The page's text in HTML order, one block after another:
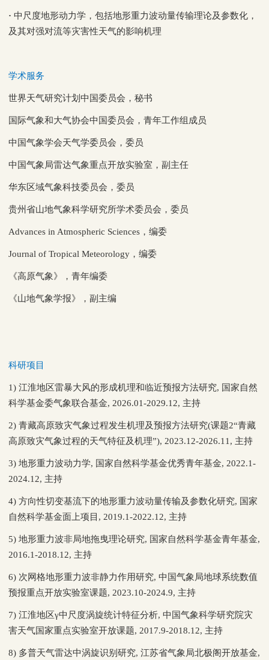
· 中尺度地形动力学，包括地形重力波动量传输理论及参数化，
及其对强对流等灾害性天气的影响机理
学术服务
世界天气研究计划中国委员会，秘书
国际气象和大气协会中国委员会，青年工作组成员
中国气象学会天气学委员会，委员
中国气象局雷达气象重点开放实验室，副主任
华东区域气象科技委员会，委员
贵州省山地气象科学研究所学术委员会，委员
Advances in Atmospheric Sciences，编委
Journal of Tropical Meteorology，编委
《高原气象》，青年编委
《山地气象学报》，副主编
科研项目
1) 江淮地区雷暴大风的形成机理和临近预报方法研究, 国家自然
科学基金委气象联合基金, 2026.01-2029.12, 主持
2) 青藏高原致灾气象过程发生机理及预报方法研究(课题2“青藏
高原致灾气象过程的天气特征及机理”), 2023.12-2026.11, 主持
3) 地形重力波动力学, 国家自然科学基金优秀青年基金, 2022.1-
2024.12, 主持
4) 方向性切变基流下的地形重力波动量传输及参数化研究, 国家
自然科学基金面上项目, 2019.1-2022.12, 主持
5) 地形重力波非局地拖曳理论研究, 国家自然科学基金青年基金,
2016.1-2018.12, 主持
6) 次网格地形重力波非静力作用研究, 中国气象局地球系统数值
预报重点开放实验室课题, 2023.10-2024.9, 主持
7) 江淮地区γ中尺度涡旋统计特征分析, 中国气象科学研究院灾
害天气国家重点实验室开放课题, 2017.9-2018.12, 主持
8) 多普天气雷达中涡旋识别研究, 江苏省气象局北极阁开放基金,